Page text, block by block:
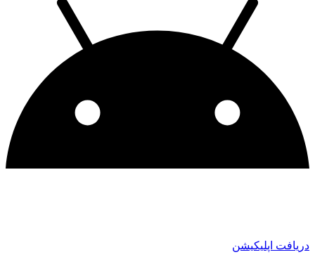
دریافت اپلیکیشن